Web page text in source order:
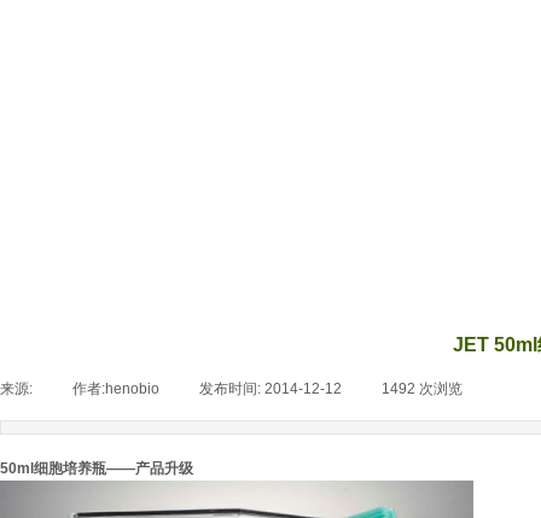
JET
来源: 作者:henobio 发布时间: 2014-12-12 1492 次浏览
50ml细胞培养瓶——产品升级